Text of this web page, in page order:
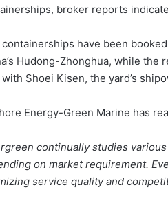
broker reports
containerships have been
Hudong-Zhonghua, while
Shoei Kisen, the yard’s
Energy-Green Marine has
continually studies
on market requirement.
service quality and